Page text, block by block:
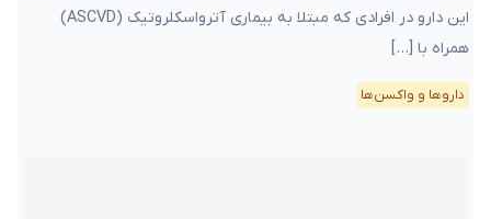
این دارو در افرادی که مبتلا به بیماری آترواسکلروتیک (ASCVD)
همراه با […]
دارو‌ها و واکسن‌ها